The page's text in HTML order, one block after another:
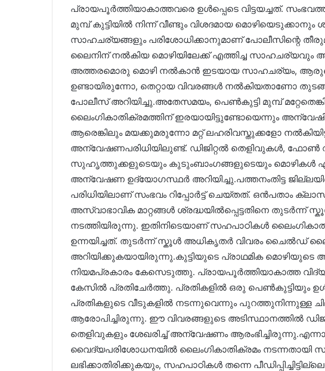
പ്രായപൂർത്തിയാകാത്തവരെ ഉൾപ്പെടെ വിട്ടയച്ചത്.
മുമ്പ് കുട്ടിയിൽ നിന്ന് വീണ്ടും വിശദമായ
സാഹചര്യങ്ങളും പരിശോധിക്കാനുമാണ് പോലീസിന്റെ
ലൈനിന് നൽകിയ മൊഴിയിലേക്ക് എത്തിച്ച സാഹചര്യവും
അത്തരമൊരു മൊഴി നൽകാൻ ഇടയായ സാഹചര്യം,
ഉണ്ടായിരുന്നോ, തെറ്റായ വിവരങ്ങൾ നൽകിയതാണോ
പോലീസ് അറിയിച്ചു.അതേസമയം, പെൺകുട്ടി മുമ്പ്
ലൈംഗികാതിക്രമത്തിന് ഇരയായിട്ടുണ്ടോയെന്നും
ആരെങ്കിലും മയക്കുമരുന്നോ മറ്റ് ലഹരിവസ്തുക്കളോ
അന്വേഷണപരിധിയിലുണ്ട്. ഡിജിറ്റൽ തെളിവുകൾ, ഫോൺ
സുഹൃത്തുക്കളുടെയും കുടുംബാംഗങ്ങളുടെയും മൊഴികൾ
അന്വേഷണ ഉദ്യോഗസ്ഥർ അറിയിച്ചു.പത്തനംതിട്ട
പരിധിയിലാണ് സംഭവം റിപ്പോർട്ട് ചെയ്തത്. ഒൻപതാം
അസ്വാഭാവിക മാറ്റങ്ങൾ ശ്രദ്ധയിൽപ്പെട്ടതിനെ
നടത്തിയിരുന്നു. ഇതിനിടെയാണ് സഹപാഠികൾ
ഉന്നയിച്ചത്. തുടർന്ന് സ്കൂൾ അധികൃതർ വിവരം ചൈൽഡ്
അറിയിക്കുകയായിരുന്നു.കുട്ടിയുടെ പ്രാഥമിക
നിയമപ്രകാരം കേസെടുത്തു. പ്രായപൂർത്തിയാകാത്ത
കേസിൽ പ്രതിചേർത്തു. പ്രതികളിൽ ഒരു പെൺകുട്ടിയും
പ്രതികളുടെ വീടുകളിൽ നടന്നുവെന്നും പുറത്തുനിന്നുള്ള
ആരോപിച്ചിരുന്നു. ഈ വിവരങ്ങളുടെ അടിസ്ഥാനത്തിൽ
തെളിവുകളും ശേഖരിച്ച് അന്വേഷണം
വൈദ്യപരിശോധനയിൽ ലൈംഗികാതിക്രമം നടന്നതായി
ലഭിക്കാതിരിക്കുകയും, സഹപാഠികൾ തന്നെ